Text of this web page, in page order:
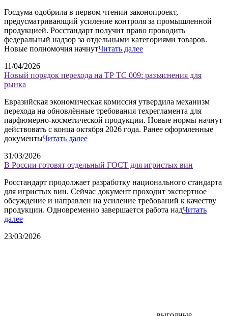
Госдума одобрила в первом чтении законопроект,
предусматривающий усиление контроля за промышленной
продукцией. Росстандарт получит право проводить
федеральный надзор за отдельными категориями товаров.
Новые полномочия начнутЧитать далее
11/04/2026
Новый порядок перехода на ТР ТС 009: разъяснения для
рынка
Евразийская экономическая комиссия утвердила механизм
перехода на обновлённые требования техрегламента для
парфюмерно-косметической продукции. Новые нормы начнут
действовать с конца октября 2026 года. Ранее оформленные
документыЧитать далее
31/03/2026
В России готовят отдельный ГОСТ для игристых вин
Росстандарт продолжает разработку национального стандарта
для игристых вин. Сейчас документ проходит экспертное
обсуждение и направлен на усиление требований к качеству
продукции. Одновременно завершается работа надЧитать
далее
23/03/2026